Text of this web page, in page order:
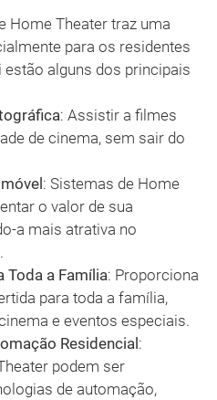
Home Theater traz uma
para os residentes
estão alguns dos principais
: Assistir a filmes
de cinema, sem sair do
: Sistemas de Home
o valor de sua
a mais atrativa no
Toda a Família: Proporciona
para toda a família,
e eventos especiais.
Residencial :
podem ser
de automação,